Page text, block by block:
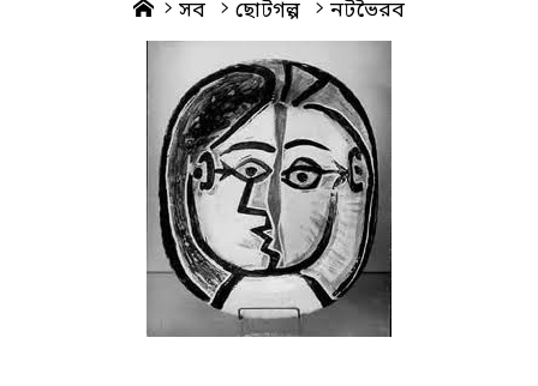
Home
সব ছোটগল্প নটভৈরব